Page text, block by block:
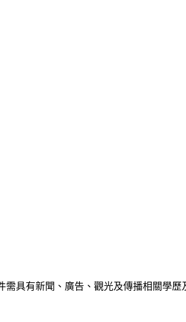
具有新聞、廣告、觀光及傳播相關學